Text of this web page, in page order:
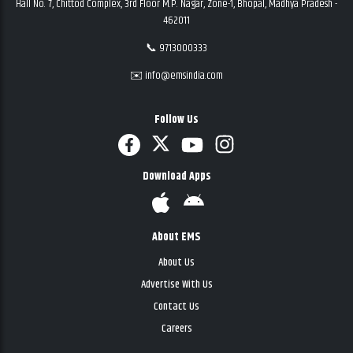
Hall No. 7, Chittod Complex, 3rd Floor M.P. Nagar, Zone-1, Bhopal, Madhya Pradesh -
462011
📞 9713000333
✉️ info@emsindia.com
Follow Us
Download Apps
About EMS
About Us
Advertise With Us
Contact Us
Careers